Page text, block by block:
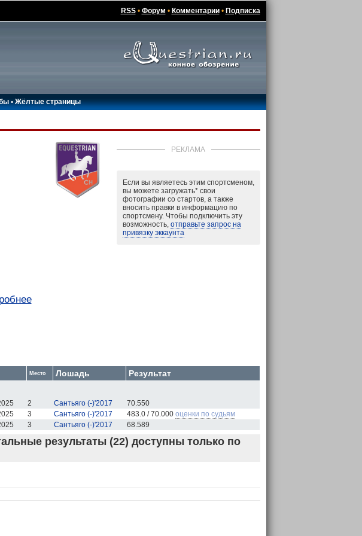
RSS• Форум • Комментарии• Подписка
•Жёлтые страницы
РЕКЛАМА
Если вы являетесь этим спортсменом,
вы можете загружать*свои
фотографии со стартов, а также
вносить правки в информацию по
спортсмену. Чтобы подключить эту
возможность, отправьте запрос на
привязку эккаунта
Место Лошадь
Результат
2 Сантьяго (-)'2017
70.550
3 Сантьяго (-)'2017 483.0 / 70.000 оценки по судьям
3 Сантьяго (-)'2017 68.589
результаты (22) доступны только по